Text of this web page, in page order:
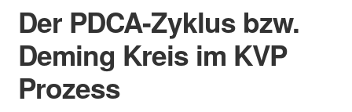
KVP Projektablauf
KVP – Qualitätszirkel effektiv
gestalten
Der PDCA-Zyklus bzw.
Deming Kreis im KVP
Prozess